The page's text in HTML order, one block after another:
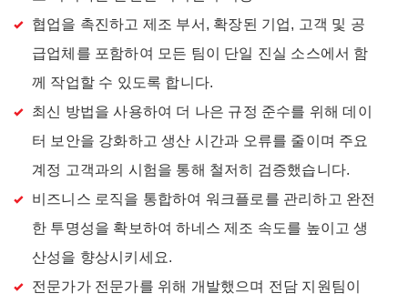
협업을 촉진하고 제조 부서, 확장된 기업, 고객 및 공
급업체를 포함하여 모든 팀이 단일 진실 소스에서 함
께 작업할 수 있도록 합니다.
최신 방법을 사용하여 더 나은 규정 준수를 위해 데이
터 보안을 강화하고 생산 시간과 오류를 줄이며 주요
계정 고객과의 시험을 통해 철저히 검증했습니다.
비즈니스 로직을 통합하여 워크플로를 관리하고 완전
한 투명성을 확보하여 하네스 제조 속도를 높이고 생
산성을 향상시키세요.
전문가가 전문가를 위해 개발했으며 전담 지원팀이